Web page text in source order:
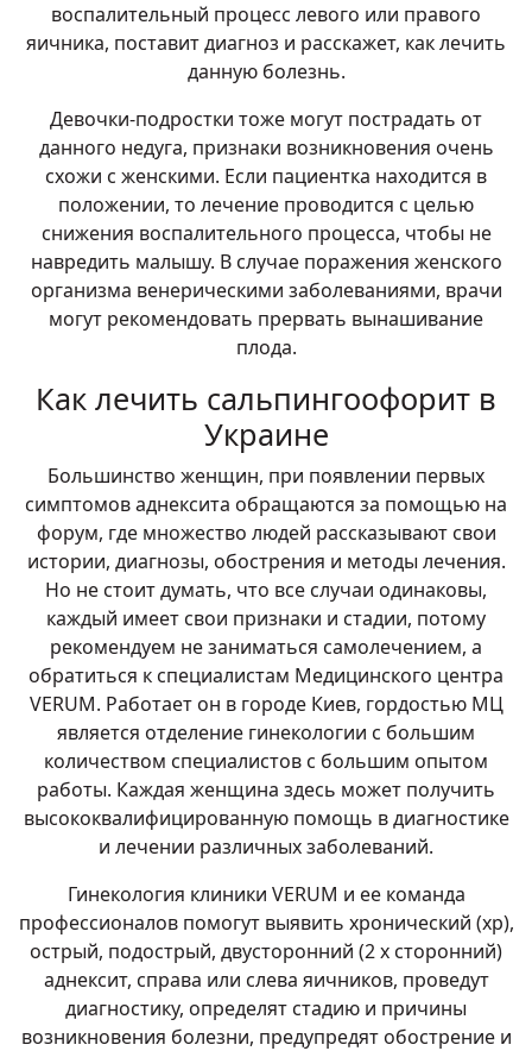
воспалительный процесс левого или правого
яичника, поставит диагноз и расскажет, как лечить
данную болезнь.
Девочки-подростки тоже могут пострадать от
данного недуга, признаки возникновения очень
схожи с женскими. Если пациентка находится в
положении, то лечение проводится с целью
снижения воспалительного процесса, чтобы не
навредить малышу. В случае поражения женского
организма венерическими заболеваниями, врачи
могут рекомендовать прервать вынашивание
плода.
Как лечить сальпингоофорит в
Украине
Большинство женщин, при появлении первых
симптомов аднексита обращаются за помощью на
форум, где множество людей рассказывают свои
истории, диагнозы, обострения и методы лечения.
Но не стоит думать, что все случаи одинаковы,
каждый имеет свои признаки и стадии, потому
рекомендуем не заниматься самолечением, а
обратиться к специалистам Медицинского центра
VERUM. Работает он в городе Киев, гордостью МЦ
является отделение гинекологии с большим
количеством специалистов с большим опытом
работы. Каждая женщина здесь может получить
высококвалифицированную помощь в диагностике
и лечении различных заболеваний.
Гинекология клиники VERUM и ее команда
профессионалов помогут выявить хронический (хр),
острый, подострый, двусторонний (2 х сторонний)
аднексит, справа или слева яичников, проведут
диагностику, определят стадию и причины
возникновения болезни, предупредят обострение и